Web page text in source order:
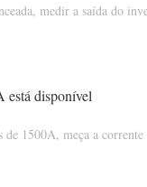
medir a saída do
está disponível
1500A, meça a corrente